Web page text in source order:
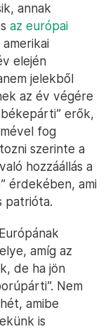
annak
az európai
amerikai
elején
jelekből
az év végére
erők,
fog
szerinte a
hozzáállás a
érdekében, ami
patrióta.
amíg az
de ha jön
Nem
amibe
is